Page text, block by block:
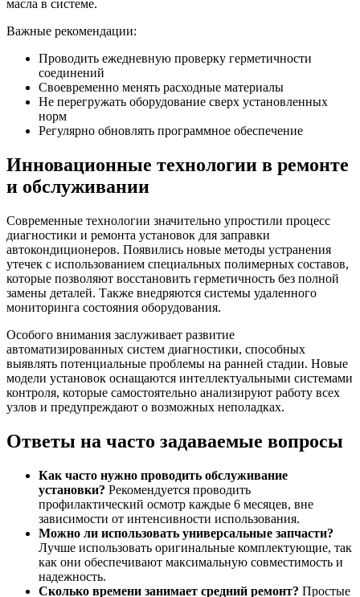
масла в системе.
Важные рекомендации:
Проводить ежедневную проверку герметичности
соединений
Своевременно менять расходные материалы
Не перегружать оборудование сверх установленных
норм
Регулярно обновлять программное обеспечение
Инновационные технологии в ремонте
и обслуживании
Современные технологии значительно упростили процесс
диагностики и ремонта установок для заправки
автокондиционеров. Появились новые методы устранения
утечек с использованием специальных полимерных составов,
которые позволяют восстановить герметичность без полной
замены деталей. Также внедряются системы удаленного
мониторинга состояния оборудования.
Особого внимания заслуживает развитие
автоматизированных систем диагностики, способных
выявлять потенциальные проблемы на ранней стадии. Новые
модели установок оснащаются интеллектуальными системами
контроля, которые самостоятельно анализируют работу всех
узлов и предупреждают о возможных неполадках.
Ответы на часто задаваемые вопросы
Как часто нужно проводить обслуживание
установки? Рекомендуется проводить
профилактический осмотр каждые 6 месяцев, вне
зависимости от интенсивности использования.
Можно ли использовать универсальные запчасти?
Лучше использовать оригинальные комплектующие, так
как они обеспечивают максимальную совместимость и
надежность.
Сколько времени занимает средний ремонт? Простые